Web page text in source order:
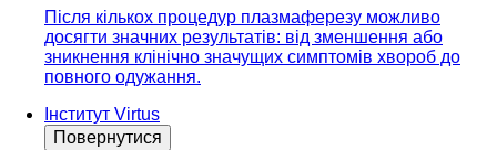
Після кількох процедур плазмаферезу можливо
досягти значних результатів: від зменшення або
зникнення клінічно значущих симптомів хвороб до
повного одужання.
Інститут Virtus
Повернутися